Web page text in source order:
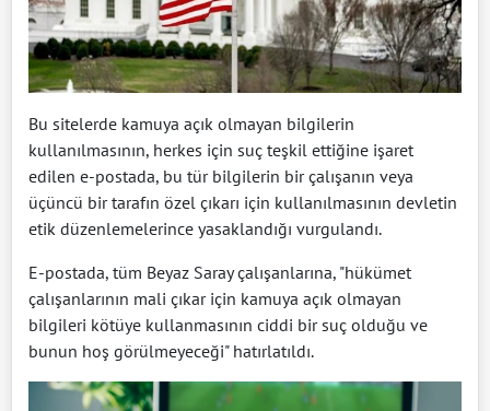
Bu sitelerde kamuya açık olmayan bilgilerin
kullanılmasının, herkes için suç teşkil ettiğine işaret
edilen e-postada, bu tür bilgilerin bir çalışanın veya
üçüncü bir tarafın özel çıkarı için kullanılmasının devletin
etik düzenlemelerince yasaklandığı vurgulandı.
E-postada, tüm Beyaz Saray çalışanlarına, "hükümet
çalışanlarının mali çıkar için kamuya açık olmayan
bilgileri kötüye kullanmasının ciddi bir suç olduğu ve
bunun hoş görülmeyeceği" hatırlatıldı.